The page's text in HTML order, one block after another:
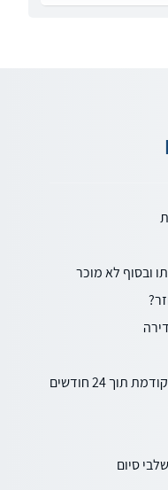
ובסוף לא מוכר
24 חודשים
סיום